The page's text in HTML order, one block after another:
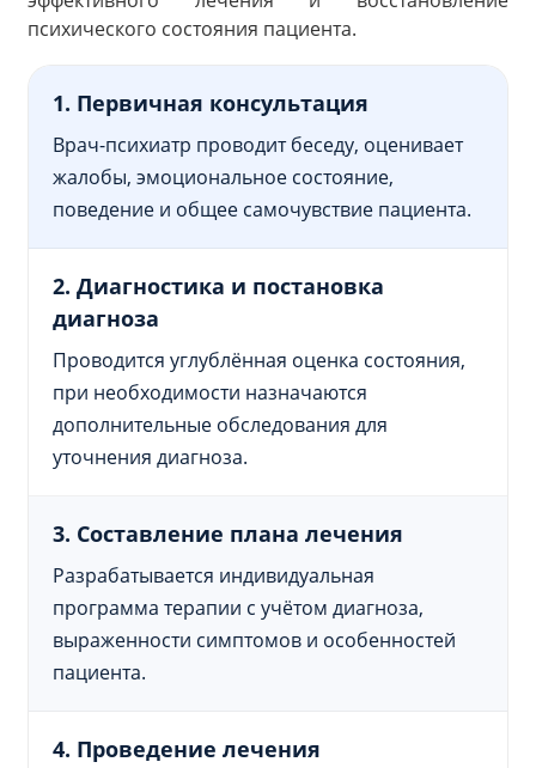
психического состояния пациента.
1. Первичная консультация
Врач-психиатр проводит беседу, оценивает
жалобы, эмоциональное состояние,
поведение и общее самочувствие пациента.
2. Диагностика и постановка
диагноза
Проводится углублённая оценка состояния,
при необходимости назначаются
дополнительные обследования для
уточнения диагноза.
3. Составление плана лечения
Разрабатывается индивидуальная
программа терапии с учётом диагноза,
выраженности симптомов и особенностей
пациента.
4. Проведение лечения